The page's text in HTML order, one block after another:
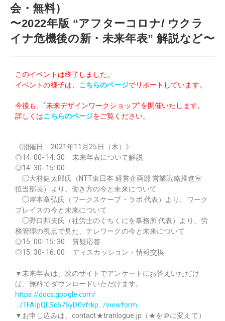
会・無料）
〜2022年版 “アフターコロナ/ ウクラ
イナ危機後の新・未来年表” 解説など〜
このイベントは終了しました。
イベントの様子は、 こちらのページでリポートしています。
今後も、“未来デザインワークショップ”を開催いたします。
詳しくはこちらのページをご覧ください。
《開催日 2021年11月25日（木）》
◎14: 00- 14: 30 未来年表について解説
◎14: 30- 15: 00
◯大村健太郎氏（NTT東日本 経営企画部 営業戦略推進室
担当部長）より、働き方の今と未来について
◯岸本章弘氏（ワークスケープ・ラボ 代表）より、ワーク
プレイスの今と未来について
◯野口邦夫氏（社労士のぐちくにを事務所 代表）より、労
務管理の視点で見た、テレワークの今と未来について
◎15: 00- 15: 30 質疑応答
◎15: 30- 16: 00 ディスカッション・情報交換
▼未来年表は、次のサイトでアンケートにお答えいただけ
ば、無料でダウンロードいただけます。
https://docs.google.com/
…/1FAIpQLSc676yD0vfrkp…/viewform
▼お申し込みは、contact★tranlogue.jp（★を＠に変えて）